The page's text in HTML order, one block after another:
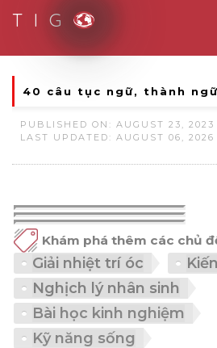
T I G
40 câu tục ngữ, thành
PUBLISHED ON: AUGUST 23, 2023
LAST UPDATED: AUGUST 06, 2026
Khám phá thêm các chủ
Giải nhiệt trí óc
Nghịch lý nhân sinh
Bài học kinh nghiệm
Kỹ năng sống